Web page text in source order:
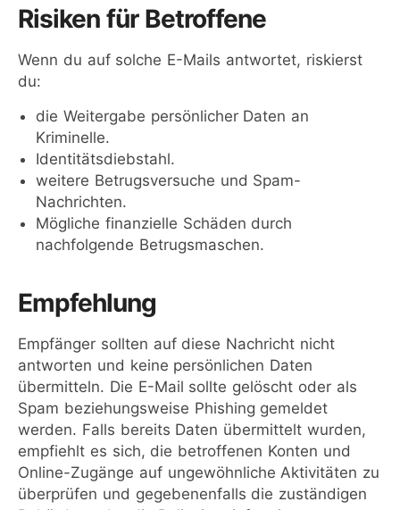
Risiken für Betroffene
Wenn du auf solche E-Mails antwortet, riskierst
du:
die Weitergabe persönlicher Daten an
Kriminelle.
Identitätsdiebstahl.
weitere Betrugsversuche und Spam-
Nachrichten.
Mögliche finanzielle Schäden durch
nachfolgende Betrugsmaschen.
Empfehlung
Empfänger sollten auf diese Nachricht nicht
antworten und keine persönlichen Daten
übermitteln. Die E-Mail sollte gelöscht oder als
Spam beziehungsweise Phishing gemeldet
werden. Falls bereits Daten übermittelt wurden,
empfiehlt es sich, die betroffenen Konten und
Online-Zugänge auf ungewöhnliche Aktivitäten zu
überprüfen und gegebenenfalls die zuständigen